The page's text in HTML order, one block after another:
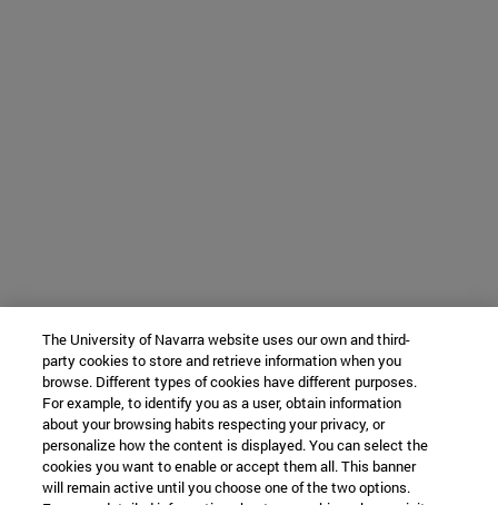
The University of Navarra website uses our own and third-
party cookies to store and retrieve information when you
browse. Different types of cookies have different purposes.
For example, to identify you as a user, obtain information
about your browsing habits respecting your privacy, or
personalize how the content is displayed. You can select the
cookies you want to enable or accept them all. This banner
will remain active until you choose one of the two options.